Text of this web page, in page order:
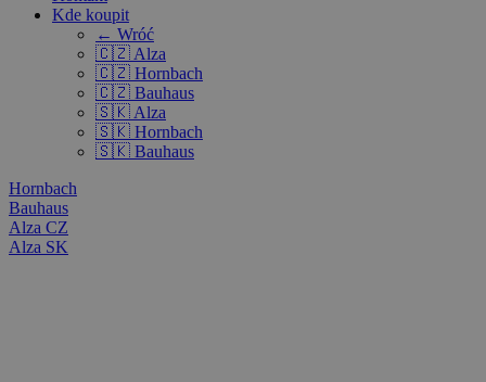
Kde koupit
← Wróć
🇨🇿 Alza
🇨🇿 Hornbach
🇨🇿 Bauhaus
🇸🇰 Alza
🇸🇰 Hornbach
🇸🇰 Bauhaus
Hornbach
Bauhaus
Alza CZ
Alza SK